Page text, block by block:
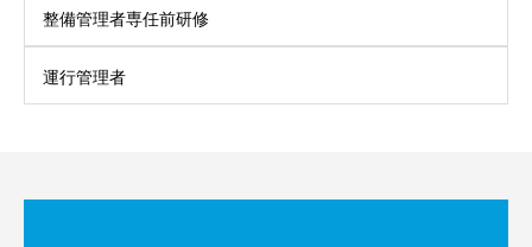
整備管理者専任前研修
運行管理者